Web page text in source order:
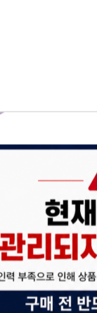
홈페이지 이용 안
안녕하세요, (주)디앤
현재 내부 사정으로
불편을 드려 죄송합
제품 문의, 견적 문의
다.
043-274-6789 /